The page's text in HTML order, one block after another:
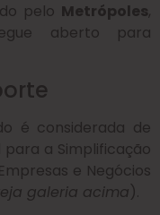
pelo Metrópoles,
aberto para
é considerada de
para a Simplificação
e Negócios
galeria acima).